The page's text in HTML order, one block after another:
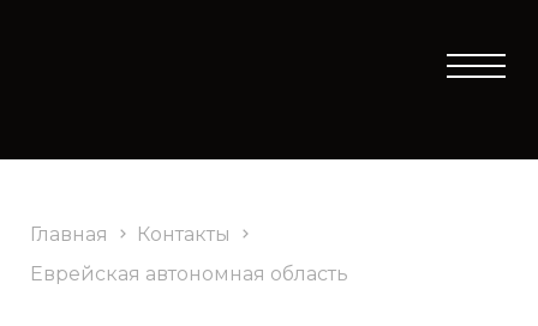
Главная
Контакты
Еврейская автономная область